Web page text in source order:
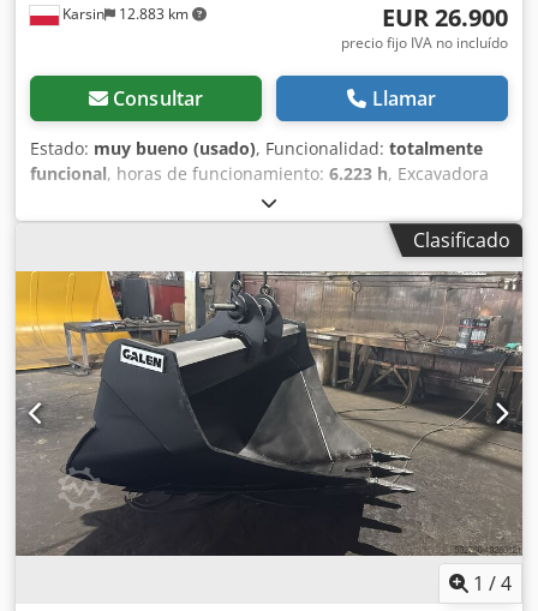
Karsin 12.883 km EUR 26.900
precio fijo IVA no incluído
Consultar Llamar
Estado: muy bueno (usado), Funcionalidad: totalmente
funcional, horas de funcionamiento: 6.223 h, Excavadora
de cadenas CASE CX290B – Hidráulica Kawasaki, Motor
Isuzu Datos técnicos: - Motor: Isuzu AH-6HK1X (6 cilindros,
turboalimentado, Common Rail). - Potencia del motor:
aprox. 154 kW (209 CV) a 1.800 rpm. - Peso operativo:
aprox. 29.100 kg - 30.000 kg (dependiendo del
equipamiento). - Sistema hidráulico: Bombas de pistones
de caudal variable (Kawasaki), que permiten movimientos
combinados suaves. - Alcance máximo de excavación:
aprox. 10,5 - 10,7 m. - Profundidad máxima de excavación:
aprox. 7,1 m. - Capacidad del cucharón: estándar aprox.
1,2 - 1,6 m³. - Horas de trabajo: Originales 6.223 h –
máquina cuidada, mantenida regularmente, contador
totalmente funcional y legible. Ventajas del modelo
CX290B: - Enganche rápido hidráulico: Cambio rápido y
eficiente de implementos sin salir de la cabina. - Línea
adicionales en el brazo para martillo, cizallas o pinza.
Clasificado
1 /4